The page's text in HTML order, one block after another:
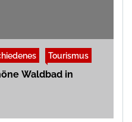
Tourismus
Waldbad in